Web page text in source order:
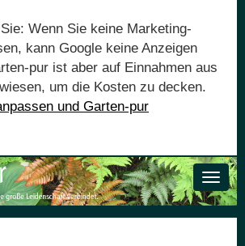
Wenn Sie keine Marketing-
kann Google keine Anzeigen
pur ist aber auf Einnahmen aus
um die Kosten zu decken.
und Garten-pur
Toggle